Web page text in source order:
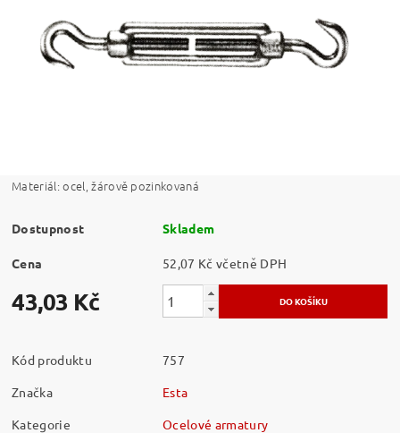
Materiál: ocel, žárově pozinkovaná
Dostupnost Skladem
Cena 52,07 Kč včetně DPH
43,03 Kč
Kód produktu
757
Značka
Esta
Kategorie
Ocelové armatury